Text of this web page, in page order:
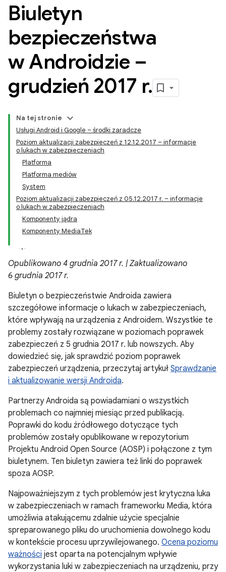
Biuletyn
bezpieczeństwa
w Androidzie –
grudzień 2017 r.
Na tej stronie
Usługi Android i Google – środki zaradcze
Poziom aktualizacji zabezpieczeń z 12.12.2017 – informacje
o lukach w zabezpieczeniach
Platforma
Platforma mediów
System
Poziom aktualizacji zabezpieczeń z 05.12.2017 r. – informacje
o lukach w zabezpieczeniach
Komponenty jądra
Komponenty MediaTek
Opublikowano 4 grudnia 2017 r. | Zaktualizowano
6 grudnia 2017 r.
Biuletyn o bezpieczeństwie Androida zawiera
szczegółowe informacje o lukach w zabezpieczeniach,
które wpływają na urządzenia z Androidem. Wszystkie te
problemy zostały rozwiązane w poziomach poprawek
zabezpieczeń z 5 grudnia 2017 r. lub nowszych. Aby
dowiedzieć się, jak sprawdzić poziom poprawek
zabezpieczeń urządzenia, przeczytaj artykuł Sprawdzanie
i aktualizowanie wersji Androida.
Partnerzy Androida są powiadamiani o wszystkich
problemach co najmniej miesiąc przed publikacją.
Poprawki do kodu źródłowego dotyczące tych
problemów zostały opublikowane w repozytorium
Projektu Android Open Source (AOSP) i połączone z tym
biuletynem. Ten biuletyn zawiera też linki do poprawek
spoza AOSP.
Najpoważniejszym z tych problemów jest krytyczna luka
w zabezpieczeniach w ramach frameworku Media, która
umożliwia atakującemu zdalnie użycie specjalnie
spreparowanego pliku do uruchomienia dowolnego kodu
w kontekście procesu uprzywilejowanego. Ocena poziomu
ważności jest oparta na potencjalnym wpływie
wykorzystania luki w zabezpieczeniach na urządzeniu, przy